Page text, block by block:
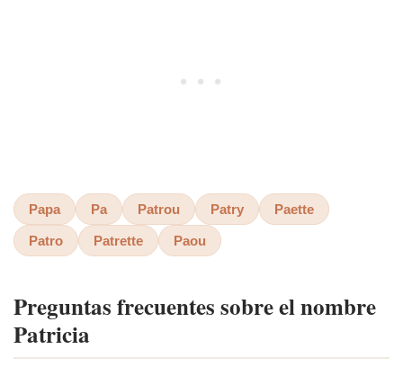
Papa Pa Patrou Patry Paette
Patro Patrette Paou
Preguntas frecuentes sobre el nombre
Patricia